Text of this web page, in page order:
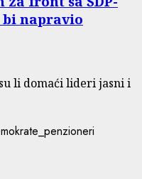
bi napravio
li domaći lideri jasni i